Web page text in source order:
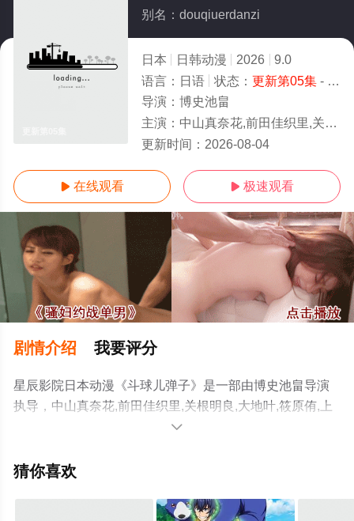
别名：douqiuerdanzi
日本 日韩动漫 2026
9.0
语言： 日语 状态： 更新第05集- 免费在线观看
导演： 博史池畠
主演： 中山真奈花,前田佳织里,关根明良,大地叶,筱原侑,上坂堇,中村栞奈,若井友希
更新时间： 2026-08-04
 在线观看  极速观看
剧情介绍 我要评分
星辰影院日本动漫《斗球儿弹子》是一部由博史池畠导演
执导，中山真奈花,前田佳织里,关根明良,大地叶,筱原侑,上
坂堇,中村栞奈,若井友希,井口裕香,橘杏咲,长谷川玲奈,仁见
优,大森日雅,朝日奈丸佳,武田罗梨沙多胡,菲鲁兹·蓝,三日尻
藤寺美德,石井未纱,等演员精彩演绎的日本动漫，手机免费

猜你喜欢